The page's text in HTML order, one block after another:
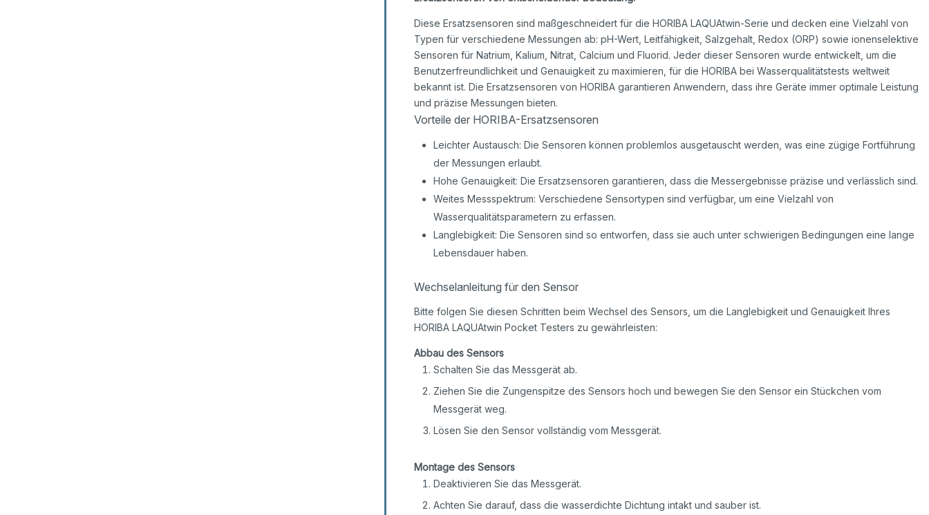
Diese Ersatzsensoren sind maßgeschneidert für die HORIBA LAQUAtwin-Serie und decken eine Vielzahl von
Typen für verschiedene Messungen ab: pH-Wert, Leitfähigkeit, Salzgehalt, Redox (ORP) sowie ionenselektive
Sensoren für Natrium, Kalium, Nitrat, Calcium und Fluorid. Jeder dieser Sensoren wurde entwickelt, um die
Benutzerfreundlichkeit und Genauigkeit zu maximieren, für die HORIBA bei Wasserqualitätstests weltweit
bekannt ist. Die Ersatzsensoren von HORIBA garantieren Anwendern, dass ihre Geräte immer optimale Leistung
und präzise Messungen bieten.
Vorteile der HORIBA-Ersatzsensoren
Leichter Austausch: Die Sensoren können problemlos ausgetauscht werden, was eine zügige Fortführung
der Messungen erlaubt.
Hohe Genauigkeit: Die Ersatzsensoren garantieren, dass die Messergebnisse präzise und verlässlich sind.
Weites Messspektrum: Verschiedene Sensortypen sind verfügbar, um eine Vielzahl von
Wasserqualitätsparametern zu erfassen.
Langlebigkeit: Die Sensoren sind so entworfen, dass sie auch unter schwierigen Bedingungen eine lange
Lebensdauer haben.
Wechselanleitung für den Sensor
Bitte folgen Sie diesen Schritten beim Wechsel des Sensors, um die Langlebigkeit und Genauigkeit Ihres
HORIBA LAQUAtwin Pocket Testers zu gewährleisten:
Abbau des Sensors
Schalten Sie das Messgerät ab.
Ziehen Sie die Zungenspitze des Sensors hoch und bewegen Sie den Sensor ein Stückchen vom
Messgerät weg.
Lösen Sie den Sensor vollständig vom Messgerät.
Montage des Sensors
Deaktivieren Sie das Messgerät.
Achten Sie darauf, dass die wasserdichte Dichtung intakt und sauber ist.